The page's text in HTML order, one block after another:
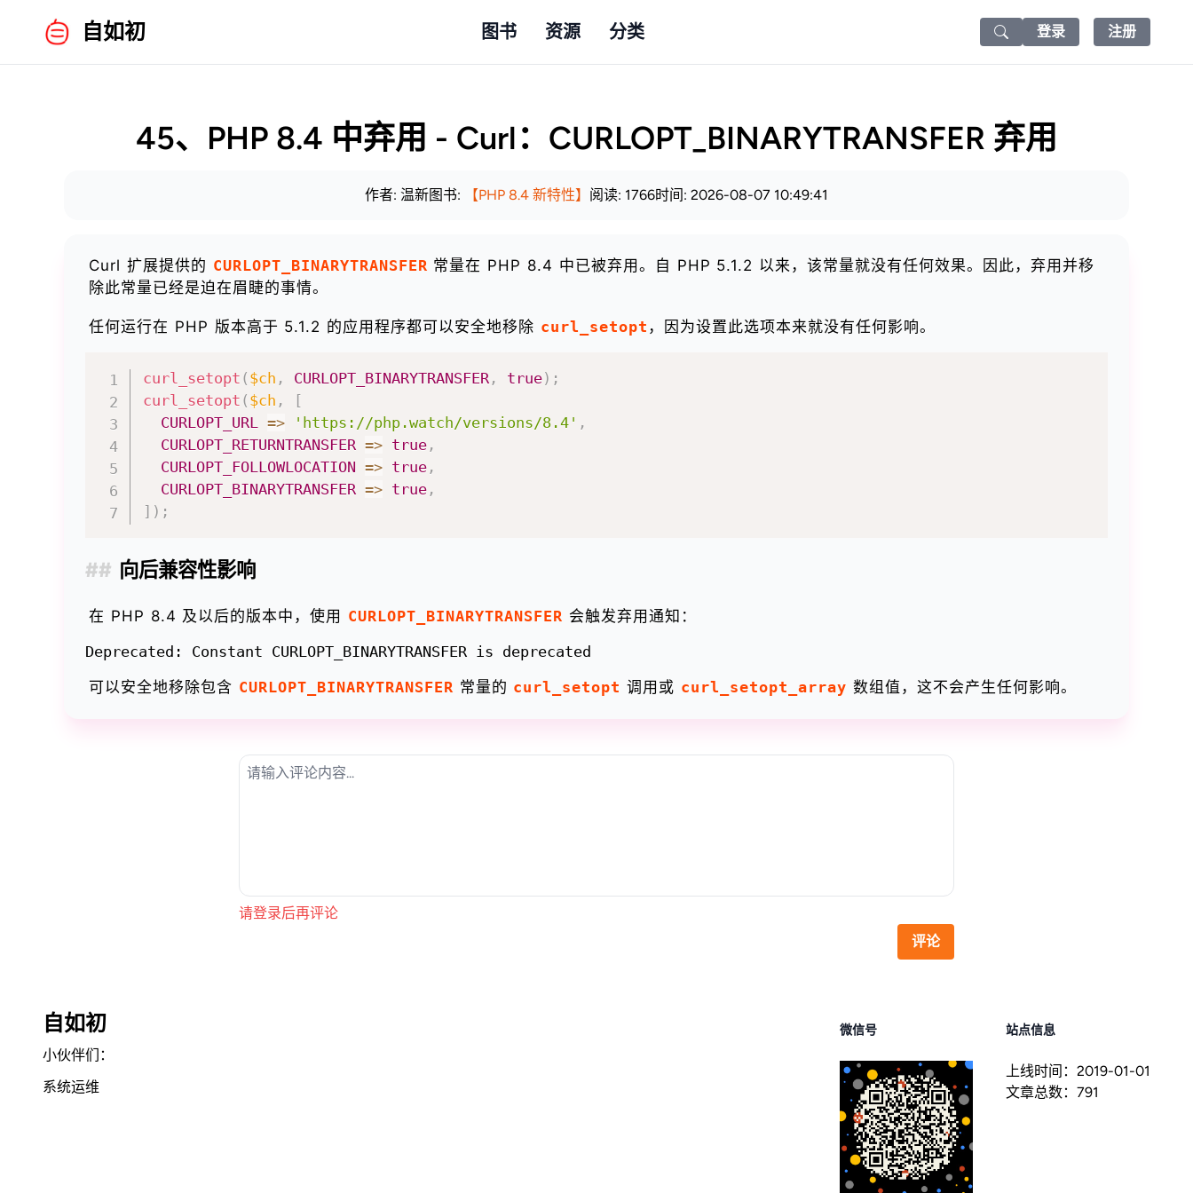
自如初
Search icon
登录 注册
图书 资源 分类
45、PHP 8.4 中弃用 - Curl：CURLOPT_BINARYTRANSFER 弃用
作者: 温新图书: 【PHP 8.4 新特性】 阅读: 1766时间: 2026-08-07 10:49:41
Curl 扩展提供的 CURLOPT_BINARYTRANSFER 常量在 PHP 8.4 中已被弃用。自 PHP 5.1.2 以来，该常量就没有任何效果。因此，弃用并移
除此常量已经是迫在眉睫的事情。
任何运行在 PHP 版本高于 5.1.2 的应用程序都可以安全地移除 curl_setopt ，因为设置此选项本来就没有任何影响。
curl_setopt ( $ch , CURLOPT_BINARYTRANSFER, true) ;
curl_setopt ( $ch ,
[
CURLOPT_URL
=> 'https://php.watch/versions/8.4' ,
CURLOPT_RETURNTRANSFER => true,
CURLOPT_FOLLOWLOCATION => true,
CURLOPT_BINARYTRANSFER => true,
] ) ;
向后兼容性影响
在 PHP 8.4 及以后的版本中，使用 CURLOPT_BINARYTRANSFER 会触发弃用通知：
可以安全地移除包含 CURLOPT_BINARYTRANSFER 常量的 curl_setopt 调用或 curl_setopt_array 数组值，这不会产生任何影响。
请登录后再评论
评论
自如初
小伙伴们：
系统运维
微信号 站点信息
上线时间： 2019-01-01
文章总数： 791